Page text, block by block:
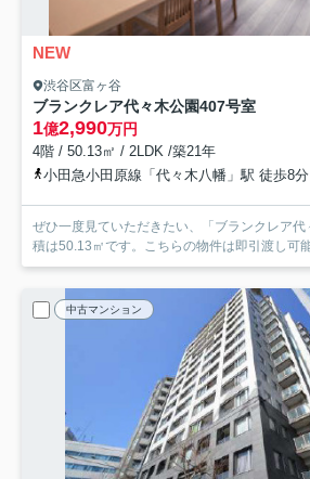
NEW
渋谷区富ヶ谷
ブランクレア代々木公園407号室
1億2,990万円
4階 / 50.13㎡ / 2LDK /築21年
小田急小田原線「代々木八幡」駅 徒歩8分
ぜひ一度見ていただきたい、「ブランクレア
積は50.13㎡です。こちらの物件は即引渡し可
中古マンション